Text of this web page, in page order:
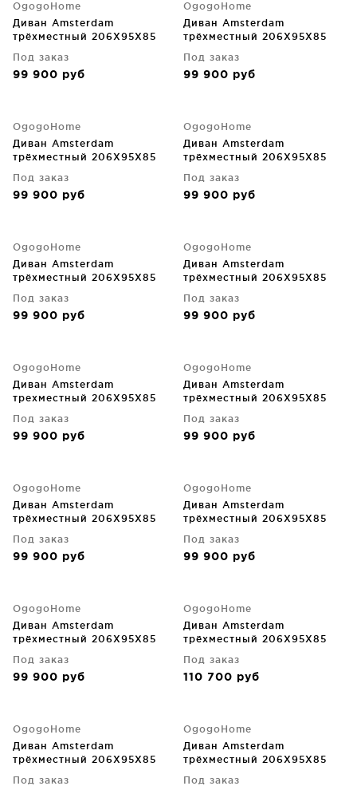
OgogoHome
Диван Amsterdam
трёхместный 206X95X85
Под заказ
99 900 руб
OgogoHome
Диван Amsterdam
трёхместный 206X95X85
Под заказ
99 900 руб
OgogoHome
Диван Amsterdam
трёхместный 206X95X85
Под заказ
99 900 руб
OgogoHome
Диван Amsterdam
трёхместный 206X95X85
Под заказ
99 900 руб
OgogoHome
Диван Amsterdam
трёхместный 206X95X85
Под заказ
99 900 руб
OgogoHome
Диван Amsterdam
трёхместный 206X95X85
Под заказ
99 900 руб
OgogoHome
Диван Amsterdam
трехместный 206X95X85
Под заказ
99 900 руб
OgogoHome
Диван Amsterdam
трёхместный 206X95X85
Под заказ
99 900 руб
OgogoHome
Диван Amsterdam
трёхместный 206X95X85
Под заказ
99 900 руб
OgogoHome
Диван Amsterdam
трёхместный 206X95X85
Под заказ
99 900 руб
OgogoHome
Диван Amsterdam
трёхместный 206X95X85
Под заказ
99 900 руб
OgogoHome
Диван Amsterdam
трёхместный 206X95X85
Под заказ
110 700 руб
OgogoHome
Диван Amsterdam
трёхместный 206X95X85
Под заказ
OgogoHome
Диван Amsterdam
трёхместный 206X95X85
Под заказ